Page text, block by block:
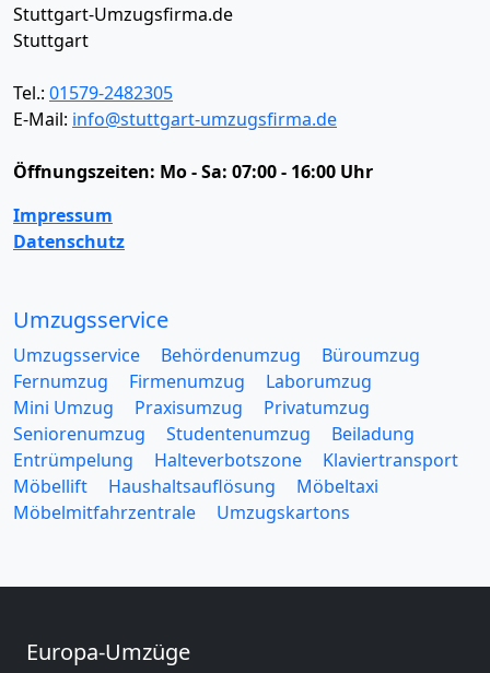
Stuttgart-Umzugsfirma.de
Stuttgart
Tel.: 01579-2482305
E-Mail: info@stuttgart-umzugsfirma.de
Öffnungszeiten: Mo - Sa: 07:00 - 16:00 Uhr
Impressum
Datenschutz
Umzugsservice
Umzugsservice Behördenumzug
Büroumzug
Fernumzug
Firmenumzug
Laborumzug
Mini Umzug
Praxisumzug
Privatumzug
Seniorenumzug
Studentenumzug
Beiladung
Entrümpelung
Halteverbotszone
Klaviertransport
Möbellift
Haushaltsauflösung
Möbeltaxi
Möbelmitfahrzentrale
Umzugskartons
Europa-Umzüge